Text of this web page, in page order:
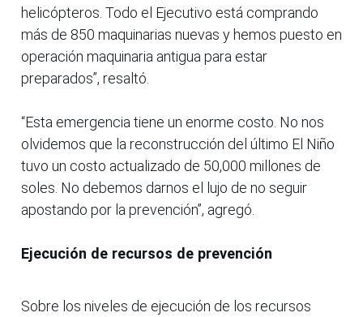
helicópteros. Todo el Ejecutivo está comprando
más de 850 maquinarias nuevas y hemos puesto en
operación maquinaria antigua para estar
preparados”, resaltó.
“Esta emergencia tiene un enorme costo. No nos
olvidemos que la reconstrucción del último El Niño
tuvo un costo actualizado de 50,000 millones de
soles. No debemos darnos el lujo de no seguir
apostando por la prevención”, agregó.
Ejecución de recursos de prevención
Sobre los niveles de ejecución de los recursos